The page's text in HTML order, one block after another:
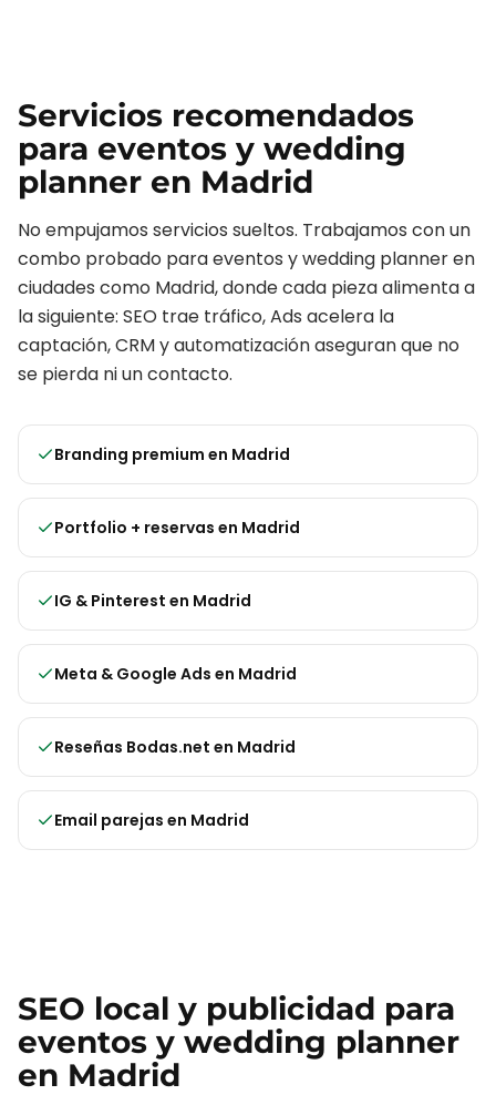
Servicios recomendados
para eventos y wedding
planner en Madrid
No empujamos servicios sueltos. Trabajamos con un
combo probado paraeventos y wedding planneren
ciudades como Madrid, donde cada pieza alimenta a
la siguiente: SEO trae tráfico, Ads acelera la
captación, CRM y automatización aseguran que no
se pierda ni un contacto.
Branding premium en Madrid
Portfolio + reservas en Madrid
IG & Pinterest en Madrid
Meta & Google Ads en Madrid
Reseñas Bodas.net en Madrid
Email parejas en Madrid
SEO local y publicidad para
eventos y wedding planner
en Madrid